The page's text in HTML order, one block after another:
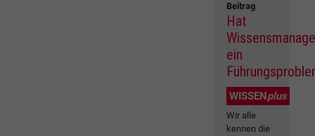
Beitrag
Hat
ein
WISSENplus
Wir alle
kennen die